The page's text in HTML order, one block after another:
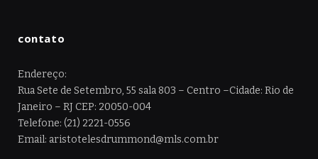
contato
Endereço:
Rua Sete de Setembro, 55 sala 803 – Centro –Cidade: Rio de
Janeiro – RJ CEP: 20050-004
Telefone: (21) 2221-0556
Email: aristotelesdrummond@mls.com.br